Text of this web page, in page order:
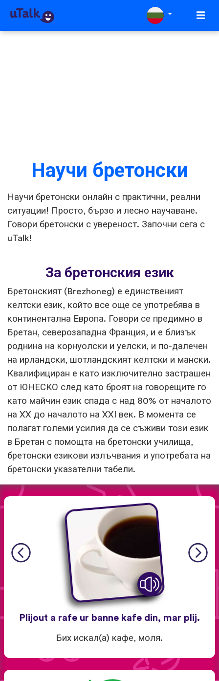
Научи бретонски
Научи бретонски онлайн с практични, реални
ситуации! Просто, бързо и лесно научаване.
Говори бретонски с увереност. Започни сега с
uTalk!
За бретонския език
Бретонският (Brezhoneg) е единственият
келтски език, който все още се употребява в
континентална Европа. Говори се предимно в
Бретан, северозападна Франция, и е близък
роднина на корнуолски и уелски, и по-далечен
на ирландски, шотландският келтски и мански.
Квалифициран е като изключително застрашен
от ЮНЕСКО след като броят на говорещите го
като майчин език спада с над 80% от началото
на XX до началото на XXI век. В момента се
полагат големи усилия да се съживи този език
в Бретан с помощта на бретонски училища,
бретонски езикови излъчвания и употребата на
бретонски указателни табели.
Plijout a rafe ur banne kafe din, mar plij.
Бих искал(а) кафе, моля.